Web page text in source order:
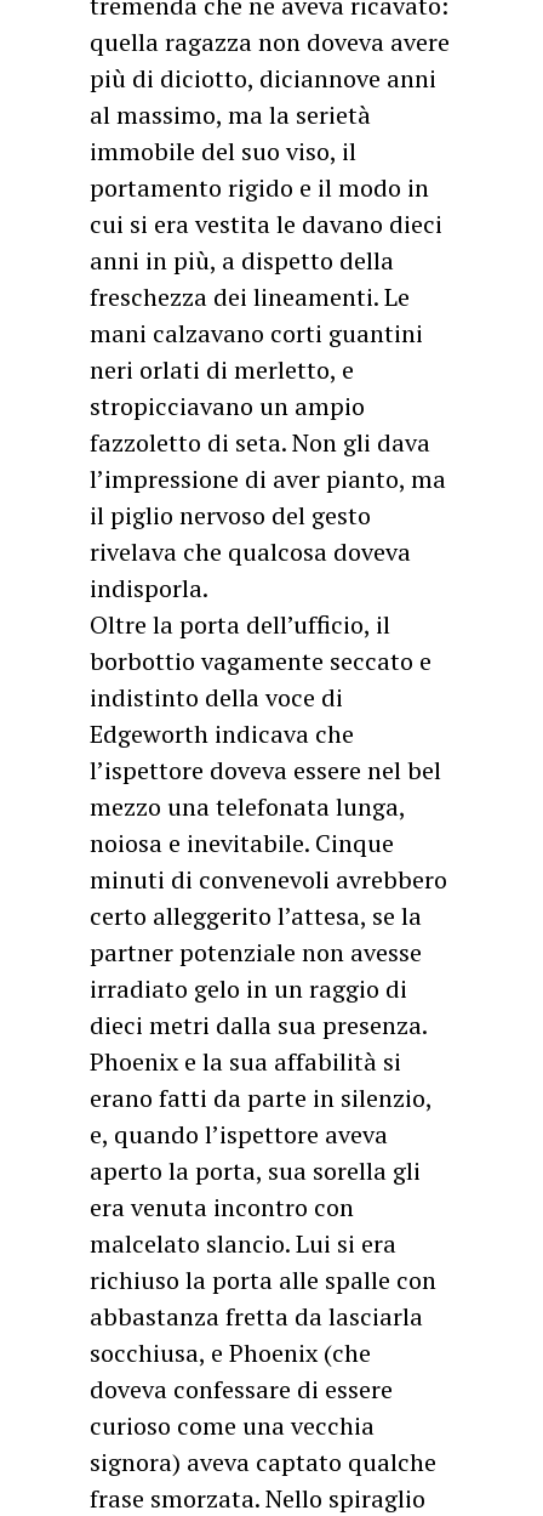
quella ragazza non doveva avere
più di diciotto, diciannove anni
al massimo, ma la serietà
immobile del suo viso, il
portamento rigido e il modo in
cui si era vestita le davano dieci
anni in più, a dispetto della
freschezza dei lineamenti. Le
mani calzavano corti guantini
neri orlati di merletto, e
stropicciavano un ampio
fazzoletto di seta. Non gli dava
l’impressione di aver pianto, ma
il piglio nervoso del gesto
rivelava che qualcosa doveva
indisporla.
Oltre la porta dell’ufficio, il
borbottio vagamente seccato e
indistinto della voce di
Edgeworth indicava che
l’ispettore doveva essere nel bel
mezzo una telefonata lunga,
noiosa e inevitabile. Cinque
minuti di convenevoli avrebbero
certo alleggerito l’attesa, se la
partner potenziale non avesse
irradiato gelo in un raggio di
dieci metri dalla sua presenza.
Phoenix e la sua affabilità si
erano fatti da parte in silenzio,
e, quando l’ispettore aveva
aperto la porta, sua sorella gli
era venuta incontro con
malcelato slancio. Lui si era
richiuso la porta alle spalle con
abbastanza fretta da lasciarla
socchiusa, e Phoenix (che
doveva confessare di essere
curioso come una vecchia
signora) aveva captato qualche
frase smorzata. Nello spiraglio